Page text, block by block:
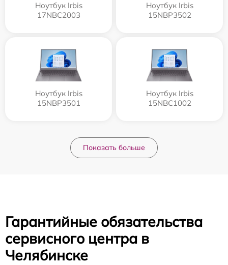
Ноутбук Irbis
17NBC2003
Ноутбук Irbis
15NBP3502
Ноутбук Irbis
15NBP3501
Ноутбук Irbis
15NBC1002
Показать больше
Гарантийные обязательства
сервисного центра в
Челябинске